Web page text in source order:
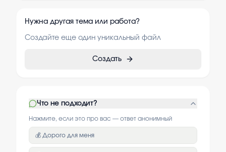
Нужна другая тема или работа?
Создайте еще один уникальный файл
Создать
Что не подходит?
Нажмите, если это про вас — ответ анонимный
💰 Дорого для меня